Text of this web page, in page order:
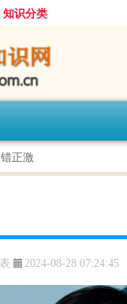
知识分类
正激
2024-08-28 07:24:45